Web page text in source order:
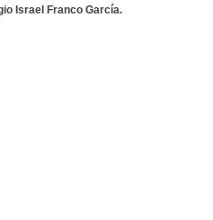
Israel Franco García.